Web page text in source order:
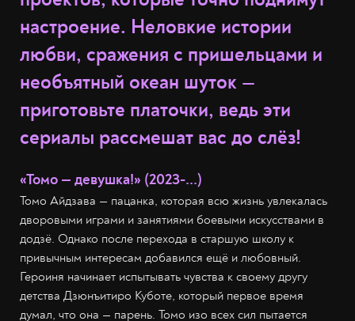
настроение. Неловкие истории
любви, сражения с пришельцами и
необъятный океан шуток —
приготовьте платочки, ведь эти
сериалы рассмешат вас до слёз!
«Томо — девушка!» (2023-...)
Томо Айдзава — пацанка, которая всю жизнь увлекалась
дворовыми играми и занятиями боевыми искусствами в
додзё. Однако после перехода в старшую школу к
привычным интересам добавился ещё и любовный.
Героиня начинает испытывать чувства к своему другу
детства Дзюнъитиро Куботе, который первое время
думал, что она — парень. Томо изо всех сил пытается